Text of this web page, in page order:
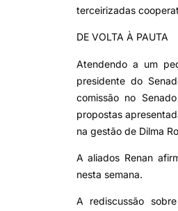
terceirizadas
DE VOLTA À PAUTA
Atendendo a um
presidente do
comissão no
propostas
na gestão de Dilma
A aliados Renan
nesta semana.
A rediscussão